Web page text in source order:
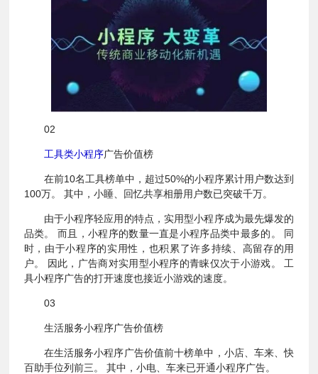
02
工具类小程序广告价值榜
在前10名工具榜单中，超过50%的小程序累计用户数达到
100万。 其中，小睡、回忆共享相册用户数已突破千万。
由于小程序轻应用的特点，实用型小程序成为最先爆发的
品类。 而且，小程序的数量一直是小程序品类中最多的。 同
时，由于小程序的实用性，也积累了许多持续、高留存的用
户。 因此，广告商对实用型小程序的青睐仅次于小游戏。 工
具小程序广告的打开速度也接近小游戏的速度。
03
生活服务小程序广告价值榜
在生活服务小程序广告价值前十榜单中，小店、车来、快
百助手位列前三。 其中，小电、车来已开通小程序广告。